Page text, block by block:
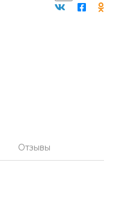
Отзывы